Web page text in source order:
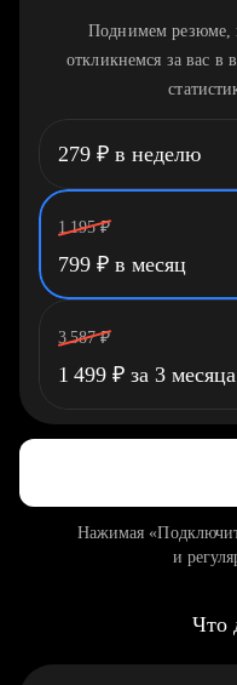
Поднимем резюме,
откликнемся за вас
279 ₽ в неделю
1 195 ₽
799 ₽ в месяц
3 587 ₽
1 499 ₽ за 3 месяца
Нажимая
и
Что